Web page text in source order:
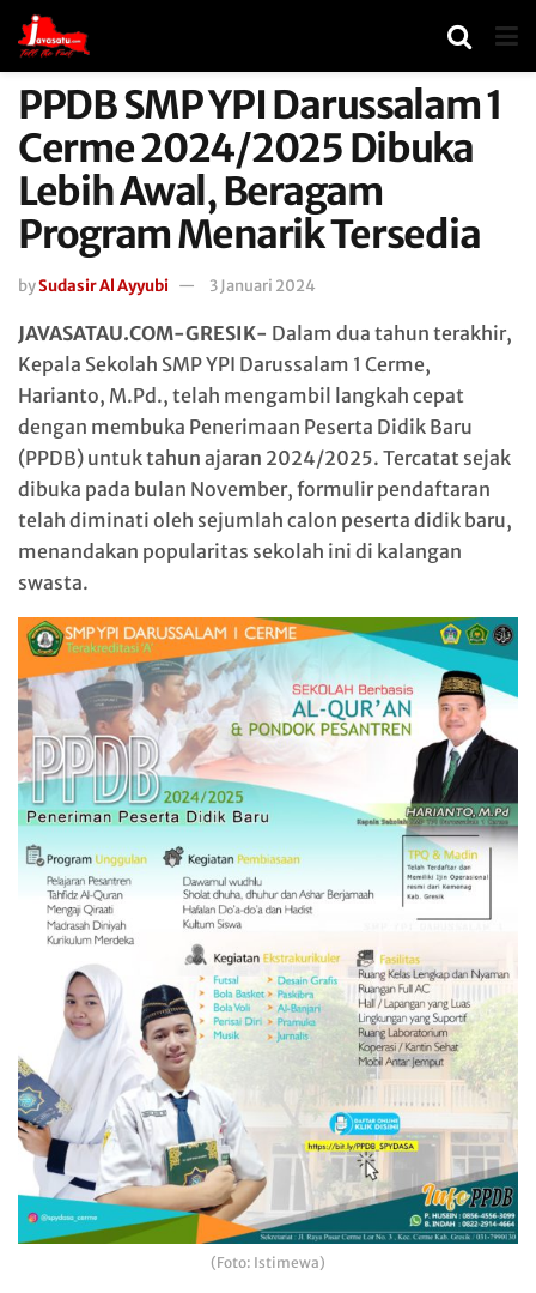
PPDB SMP YPI Darussalam 1
Cerme 2024/2025 Dibuka
Lebih Awal, Beragam
Program Menarik Tersedia
bySudasir Al Ayyubi 3 Januari 2024
JAVASATAU.COM-GRESIK- Dalam dua tahun terakhir,
Kepala Sekolah SMP YPI Darussalam 1 Cerme,
Harianto, M.Pd., telah mengambil langkah cepat
dengan membuka Penerimaan Peserta Didik Baru
(PPDB) untuk tahun ajaran 2024/2025. Tercatat sejak
dibuka pada bulan November, formulir pendaftaran
telah diminati oleh sejumlah calon peserta didik baru,
menandakan popularitas sekolah ini di kalangan
swasta.
(Foto: Istimewa)